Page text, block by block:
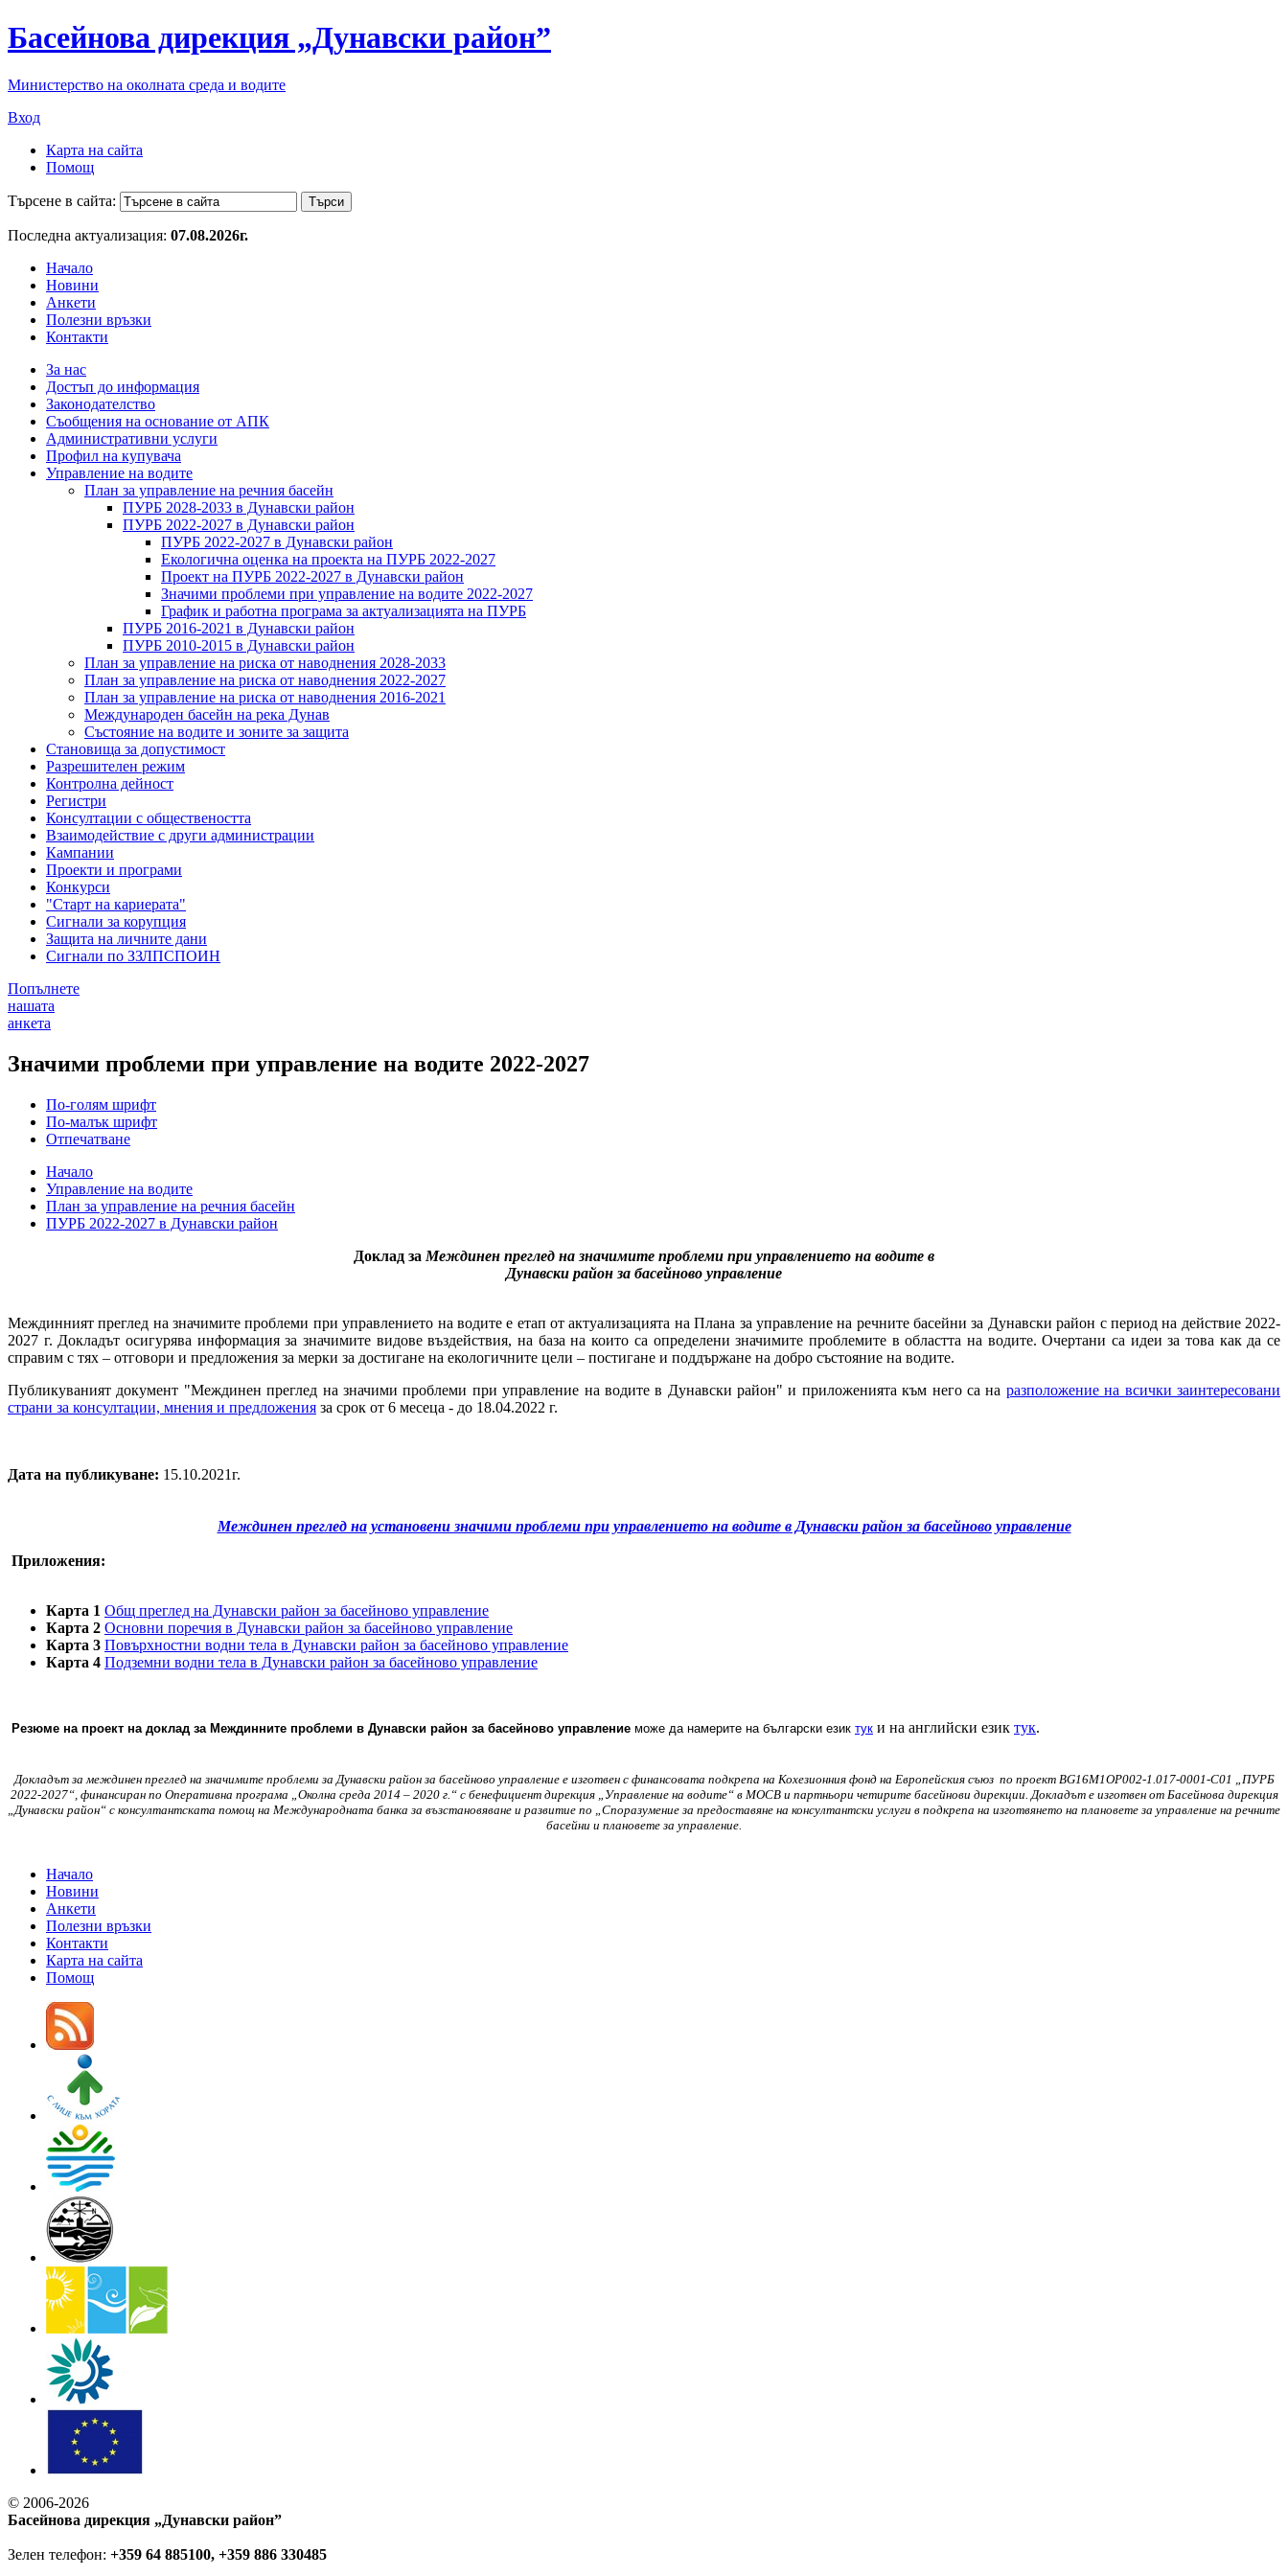
Басейнова дирекция „Дунавски район”
Министерство на околната среда и водите
Вход
Карта на сайта
Помощ
Търсене в сайта:
Последна актуализация: 07.08.2026г.
Начало
Новини
Анкети
Полезни връзки
Контакти
За нас
Достъп до информация
Законодателство
Съобщения на основание от АПК
Административни услуги
Профил на купувача
Управление на водите
План за управление на речния басейн
ПУРБ 2028-2033 в Дунавски район
ПУРБ 2022-2027 в Дунавски район
ПУРБ 2022-2027 в Дунавски район
Екологична оценка на проекта на ПУРБ 2022-2027
Проект на ПУРБ 2022-2027 в Дунавски район
Значими проблеми при управление на водите 2022-2027
График и работна програма за актуализацията на ПУРБ
ПУРБ 2016-2021 в Дунавски район
ПУРБ 2010-2015 в Дунавски район
План за управление на риска от наводнения 2028-2033
План за управление на риска от наводнения 2022-2027
План за управление на риска от наводнения 2016-2021
Международен басейн на река Дунав
Състояние на водите и зоните за защита
Становища за допустимост
Разрешителен режим
Контролна дейност
Регистри
Консултации с обществеността
Взаимодействие с други администрации
Кампании
Проекти и програми
Конкурси
"Старт на кариерата"
Сигнали за корупция
Защита на личните дани
Сигнали по ЗЗЛПСПОИН
Попълнете
нашата
анкета
Значими проблеми при управление на водите 2022-2027
По-голям шрифт
По-малък шрифт
Отпечатване
Начало
Управление на водите
План за управление на речния басейн
ПУРБ 2022-2027 в Дунавски район
Доклад за Междинен преглед на значимите проблеми при управлението на водите в
Дунавски район за басейново управление
Междинният преглед на значимите проблеми при управлението на водите е етап от актуализацията на Плана за управление на речните басейни за Дунавски район с период на действие 2022-
2027 г. Докладът осигурява информация за значимите видове въздействия, на база на които са определени значимите проблемите в областта на водите. Очертани са идеи за това как да се
справим с тях – отговори и предложения за мерки за достигане на екологичните цели – постигане и поддържане на добро състояние на водите.
Публикуваният документ "Междинен преглед на значими проблеми при управление на водите в Дунавски район" и приложенията към него са на разположение на всички заинтересовани
страни за консултации, мнения и предложения за срок от 6 месеца - до 18.04.2022 г.
Дата на публикуване: 15.10.2021г.
Междинен преглед на установени значими проблеми при управлението на водите в Дунавски район за басейново управление
Приложения:
Карта 1 Общ преглед на Дунавски район за басейново управление
Карта 2 Основни поречия в Дунавски район за басейново управление
Карта 3 Повърхностни водни тела в Дунавски район за басейново управление
Карта 4 Подземни водни тела в Дунавски район за басейново управление
Резюме на проект на доклад за Междинните проблеми в Дунавски район за басейново управление може да намерите на български език тук и на английски език тук.
Докладът за междинен преглед на значимите проблеми за Дунавски район за басейново управление е изготвен с финансовата подкрепа на Кохезионния фонд на Европейския съюз по проект BG16M1OP002-1.017-0001-C01 „ПУРБ
2022-2027“, финансиран по Оперативна програма „Околна среда 2014 – 2020 г.“ с бенефициент дирекция „Управление на водите“ в МОСВ и партньори четирите басейнови дирекции. Докладът е изготвен от Басейнова дирекция
„Дунавски район“ с консултантската помощ на Международната банка за възстановяване и развитие по „Споразумение за предоставяне на консултантски услуги в подкрепа на изготвянето на плановете за управление на речните
басейни и плановете за управление.
Начало
Новини
Анкети
Полезни връзки
Контакти
Карта на сайта
Помощ
© 2006-2026
Басейнова дирекция „Дунавски район”
Зелен телефон: +359 64 885100, +359 886 330485